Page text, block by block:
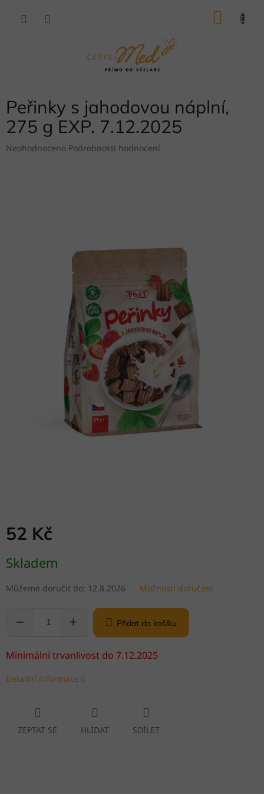
Peřinky s jahodovou náplní,
275 g EXP. 7.12.2025
Průměrné
Neohodnoceno Podrobnosti hodnocení
52 Kč
cena:
Skladem
Můžeme doručit do: 12.8.2026 Možnosti doručení
Přidat do košíku
Minimální trvanlivost do 7.12.2025
Detailní informace
ZEPTAT SE HLÍDAT SDÍLET